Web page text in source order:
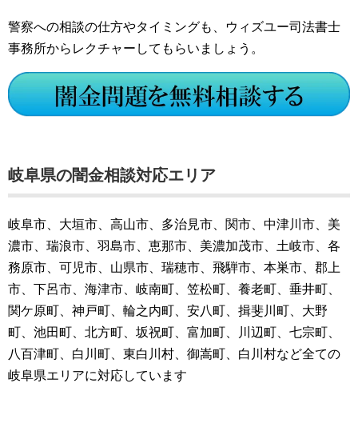
警察への相談の仕方やタイミングも、ウィズユー司法書士
事務所からレクチャーしてもらいましょう。
岐阜県の闇金相談対応エリア
岐阜市、大垣市、高山市、多治見市、関市、中津川市、美
濃市、瑞浪市、羽島市、恵那市、美濃加茂市、土岐市、各
務原市、可児市、山県市、瑞穂市、飛騨市、本巣市、郡上
市、下呂市、海津市、岐南町、笠松町、養老町、垂井町、
関ケ原町、神戸町、輪之内町、安八町、揖斐川町、大野
町、池田町、北方町、坂祝町、富加町、川辺町、七宗町、
八百津町、白川町、東白川村、御嵩町、白川村など全ての
岐阜県エリアに対応しています